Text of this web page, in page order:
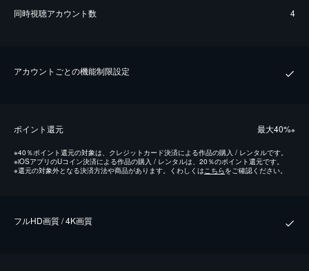
同時視聴アカウント数 4
アカウントごとの機能制限設定
ポイント還元 最⼤40%※
※40％ポイント還元の対象は、クレジットカード決済による作品の購入 / レンタルです。
※iOSアプリのUコイン決済による作品の購入 / レンタルは、20％のポイント還元です。
※還元の対象外となる決済方法や商品があります。くわしくはこちらをご確認ください。
フルHD画質 / 4K画質